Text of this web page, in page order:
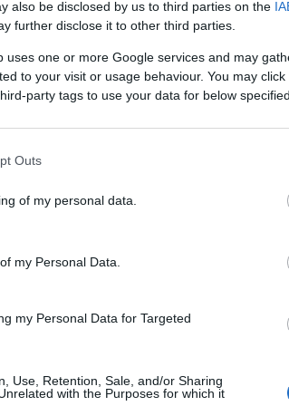
also be disclosed by us to third parties on the
further disclose it to other third parties.
uses one or more Google services and may
to your visit or usage behaviour. You may
party tags to use your data for below
Outs
of my personal data.
my Personal Data.
my Personal Data for Targeted
Use, Retention, Sale, and/or Sharing
with the Purposes for which it